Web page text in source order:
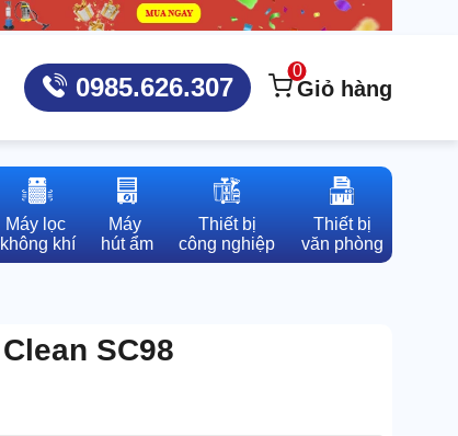
0985.626.307
0
Giỏ hàng
Máy lọc
không khí
Máy
hút ẩm
Thiết bị
công nghiệp
Thiết bị
văn phòng
SC98